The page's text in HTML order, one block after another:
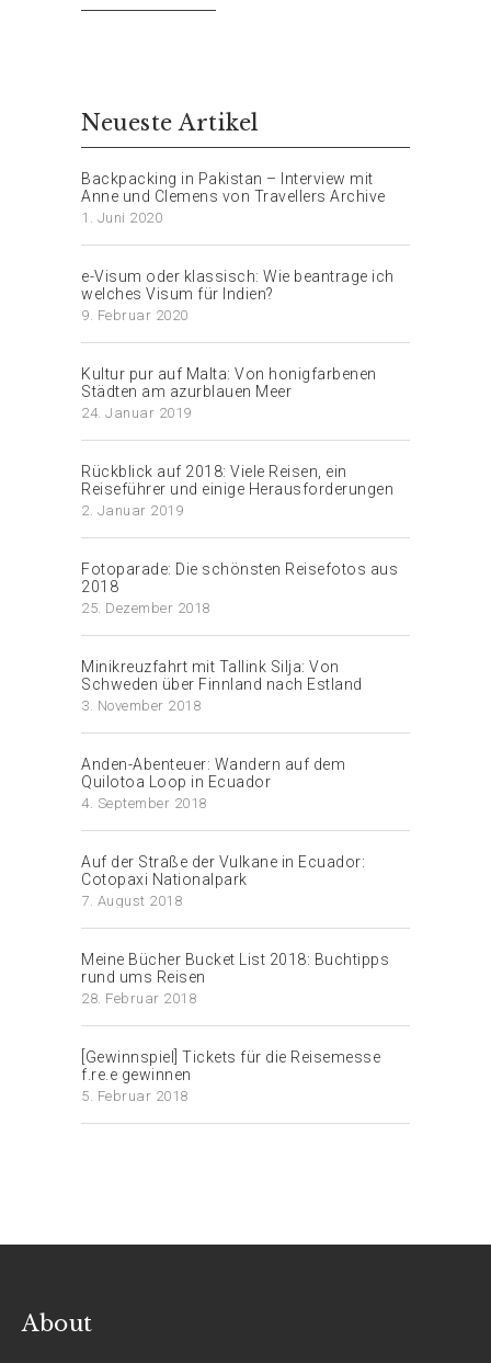
Neueste Artikel
Backpacking in Pakistan – Interview mit
Anne und Clemens von Travellers Archive
1. Juni 2020
e-Visum oder klassisch: Wie beantrage ich
welches Visum für Indien?
9. Februar 2020
Kultur pur auf Malta: Von honigfarbenen
Städten am azurblauen Meer
24. Januar 2019
Rückblick auf 2018: Viele Reisen, ein
Reiseführer und einige Herausforderungen
2. Januar 2019
Fotoparade: Die schönsten Reisefotos aus
2018
25. Dezember 2018
Minikreuzfahrt mit Tallink Silja: Von
Schweden über Finnland nach Estland
3. November 2018
Anden-Abenteuer: Wandern auf dem
Quilotoa Loop in Ecuador
4. September 2018
Auf der Straße der Vulkane in Ecuador:
Cotopaxi Nationalpark
7. August 2018
Meine Bücher Bucket List 2018: Buchtipps
rund ums Reisen
28. Februar 2018
[Gewinnspiel] Tickets für die Reisemesse
f.re.e gewinnen
5. Februar 2018
About